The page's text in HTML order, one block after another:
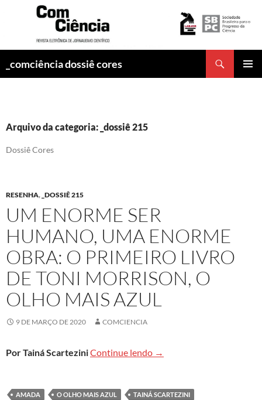
_comciência dossiê cores
Arquivo da categoria: _dossiê 215
Dossiê Cores
RESENHA, _DOSSIÊ 215
UM ENORME SER
HUMANO, UMA ENORME
OBRA: O PRIMEIRO LIVRO
DE TONI MORRISON, O
OLHO MAIS AZUL
9 DE MARÇO DE 2020 COMCIENCIA
Por Tainá ScarteziniContinue lendo Um enorme ser humano,
→
AMADA O OLHO MAIS AZUL
TAINÁ SCARTEZINI